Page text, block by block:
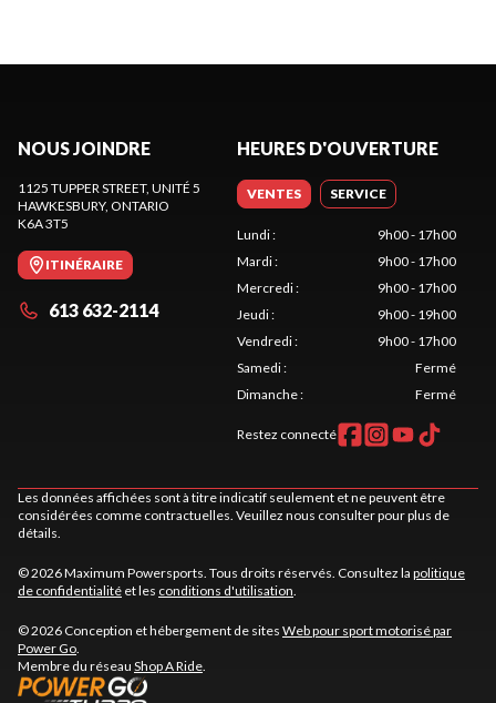
NOUS JOINDRE
1125 TUPPER STREET, UNITÉ 5
HAWKESBURY, ONTARIO
K6A 3T5
ITINÉRAIRE
613 632-2114
HEURES D'OUVERTURE
VENTES SERVICE
Lundi:
9h00 - 17h00
Mardi:
9h00 - 17h00
Mercredi:
9h00 - 17h00
Jeudi:
9h00 - 19h00
Vendredi:
9h00 - 17h00
Samedi:
Fermé
Dimanche: Fermé
Restez connecté
Les données affichées sont à titre indicatif seulement et ne peuvent être
considérées comme contractuelles. Veuillez nous consulter pour plus de
détails.
© 2026 Maximum Powersports. Tous droits réservés. Consultez la politique
de confidentialité et les conditions d'utilisation.
© 2026 Conception et hébergement de sites Web pour sport motorisé par
Power Go.
Membre du réseau Shop A Ride.